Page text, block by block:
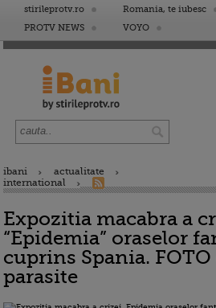
stirileprotv.ro Romania, te iubesc
PROTV NEWS
VOYO
ibani
actualitate
international
Expozitia macabra a
“Epidemia” oraselor
cuprins Spania.
parasite